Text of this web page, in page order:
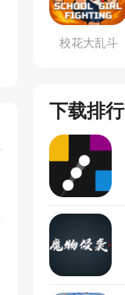
校花大乱斗
下载排行